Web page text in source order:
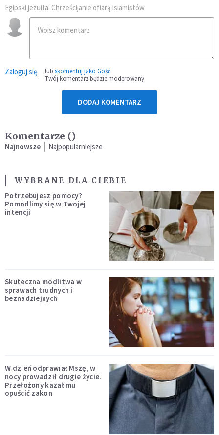
Egipski jezuita: Chrześcijanie ofiarą islamistów
Zaloguj się lub skomentuj jako Gość
Twój komentarz będzie moderowany
DODAJ KOMENTARZ
Komentarze ()
Najnowsze Najpopularniejsze
WYBRANE DLA CIEBIE
Potrzebujesz pomocy?
Pomodlimy się w Twojej
intencji
Skuteczna modlitwa w
sprawach trudnych i
beznadziejnych
W dzień odprawiał Mszę, w
nocy prowadził drugie życie.
Przełożony kazał mu
opuścić zakon